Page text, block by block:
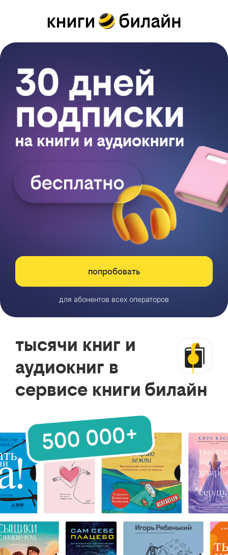
попробовать
для абонентов всех операторов
тысячи книг и
аудиокниг в
сервисе книги билайн